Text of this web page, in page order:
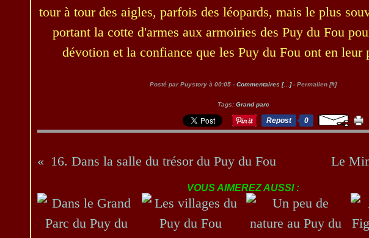
tour à tour des aigles, parfois des léopards, mais le plus
portant la cotte d'armes aux armoiries des Puy du Fou
dévotion et la confiance que les Puy du Fou ont en leur
Posté par Puystory à 00:05 - Commentaires [… ]- Permalien [#]
Tags: Grand parc
Repost 0
16. Dans la salle du trésor du Puy du Fou Le
VOUS AIMEREZ AUSSI :